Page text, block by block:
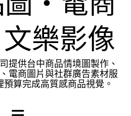
樂影像
提供台中商品情境圖製作、
電商圖片與社群廣告素材服
算完成高質感商品視覺。